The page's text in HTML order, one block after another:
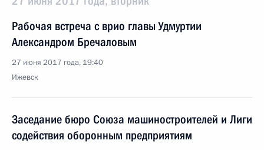
Рабочая встреча с врио главы Удмуртии
Александром Бречаловым
27 июня 2017 года, 19:40
Ижевск
Заседание бюро Союза машиностроителей и Лиги
содействия оборонным предприятиям